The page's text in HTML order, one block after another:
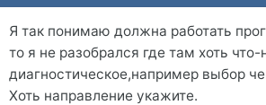
Я так понимаю должна работать
то я не разобрался где там хоть что-
диагностическое,например выбор
Хоть направление укажите.